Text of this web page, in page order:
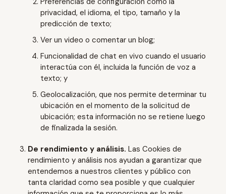
privacidad, el idioma, el tipo, tamaño y la
predicción de texto;
Ver un video o comentar un blog;
Funcionalidad de chat en vivo cuando el usuario
interactúa con él, incluida la función de voz a
texto; y
Geolocalización, que nos permite determinar tu
ubicación en el momento de la solicitud de
ubicación; esta información no se retiene luego
de finalizada la sesión.
De rendimiento y análisis. Las Cookies de
rendimiento y análisis nos ayudan a garantizar que
entendemos a nuestros clientes y público con
tanta claridad como sea posible y que cualquier